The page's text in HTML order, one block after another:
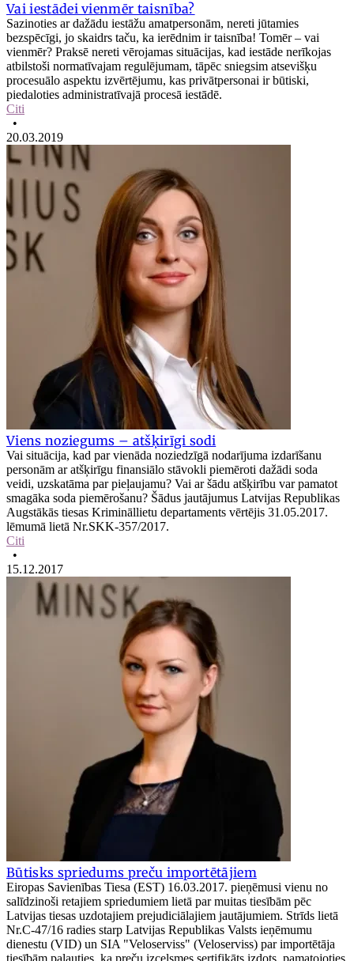
Vai iestādei vienmēr taisnība?
Sazinoties ar dažādu iestāžu amatpersonām, nereti jūtamies
bezspēcīgi, jo skaidrs taču, ka ierēdnim ir taisnība! Tomēr – vai
vienmēr? Praksē nereti vērojamas situācijas, kad iestāde nerīkojas
atbilstoši normatīvajam regulējumam, tāpēc sniegsim atsevišķu
procesuālo aspektu izvērtējumu, kas privātpersonai ir būtiski,
piedaloties administratīvajā procesā iestādē.
Citi
•
20.03.2019
Viens noziegums – atšķirīgi sodi
Vai situācija, kad par vienāda noziedzīgā nodarījuma izdarīšanu
personām ar atšķirīgu finansiālo stāvokli piemēroti dažādi soda
veidi, uzskatāma par pieļaujamu? Vai ar šādu atšķirību var pamatot
smagāka soda piemērošanu? Šādus jautājumus Latvijas Republikas
Augstākās tiesas Krimināllietu departaments vērtējis 31.05.2017.
lēmumā lietā Nr.SKK-357/2017.
Citi
•
15.12.2017
Būtisks spriedums preču importētājiem
Eiropas Savienības Tiesa (EST) 16.03.2017. pieņēmusi vienu no
salīdzinoši retajiem spriedumiem lietā par muitas tiesībām pēc
Latvijas tiesas uzdotajiem prejudiciālajiem jautājumiem. Strīds lietā
Nr.C‑47/16 radies starp Latvijas Republikas Valsts ieņēmumu
dienestu (VID) un SIA "Veloserviss" (Veloserviss) par importētāja